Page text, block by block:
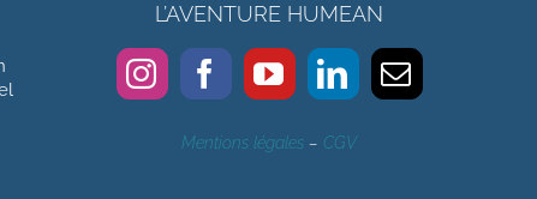
L’AVENTURE HUMEAN
Mentions légales – CGV